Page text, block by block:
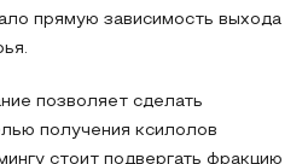
прямую зависимость выхода
позволяет сделать
получения ксилолов
стоит подвергать фракцию